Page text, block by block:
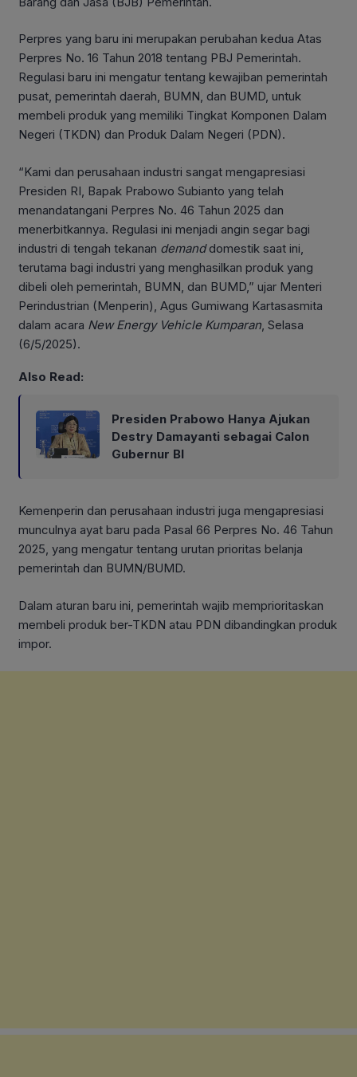
Perpres yang baru ini merupakan perubahan kedua Atas
Perpres No. 16 Tahun 2018 tentang PBJ Pemerintah.
Regulasi baru ini mengatur tentang kewajiban pemerintah
pusat, pemerintah daerah, BUMN, dan BUMD, untuk
membeli produk yang memiliki Tingkat Komponen Dalam
Negeri (TKDN) dan Produk Dalam Negeri (PDN).
“Kami dan perusahaan industri sangat mengapresiasi
Presiden RI, Bapak Prabowo Subianto yang telah
menandatangani Perpres No. 46 Tahun 2025 dan
menerbitkannya. Regulasi ini menjadi angin segar bagi
industri di tengah tekanan demanddomestik saat ini,
terutama bagi industri yang menghasilkan produk yang
dibeli oleh pemerintah, BUMN, dan BUMD,” ujar Menteri
Perindustrian (Menperin), Agus Gumiwang Kartasasmita
dalam acara New Energy Vehicle Kumparan , Selasa
(6/5/2025).
Also Read:
Presiden Prabowo Hanya Ajukan
Destry Damayanti sebagai Calon
Gubernur BI
Kemenperin dan perusahaan industri juga mengapresiasi
munculnya ayat baru pada Pasal 66 Perpres No. 46 Tahun
2025, yang mengatur tentang urutan prioritas belanja
pemerintah dan BUMN/BUMD.
Dalam aturan baru ini, pemerintah wajib memprioritaskan
membeli produk ber-TKDN atau PDN dibandingkan produk
impor.